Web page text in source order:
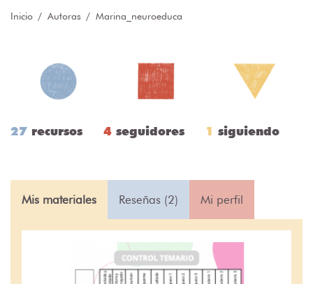
Inicio Autoras Marina_neuroeduca
27 recursos 4 seguidores 1 siguiendo
Mis materiales Reseñas (2) Mi perfil